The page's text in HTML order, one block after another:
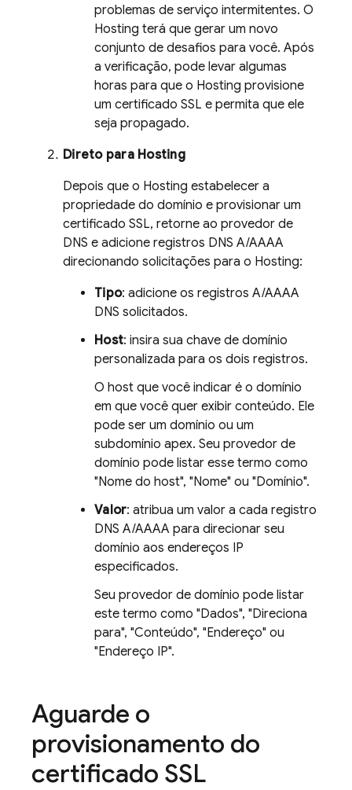
problemas de serviço intermitentes. O
Hosting terá que gerar um novo
conjunto de desafios para você. Após
a verificação, pode levar algumas
horas para que o Hosting provisione
um certificado SSL e permita que ele
seja propagado.
Direto para Hosting
Depois que o Hosting estabelecer a
propriedade do domínio e provisionar um
certificado SSL, retorne ao provedor de
DNS e adicione registros DNS A/AAAA
direcionando solicitações para o Hosting:
Tipo: adicione os registros A/AAAA
DNS solicitados.
Host: insira sua chave de domínio
personalizada para os dois registros.
O host que você indicar é o domínio
em que você quer exibir conteúdo. Ele
pode ser um domínio ou um
subdomínio apex. Seu provedor de
domínio pode listar esse termo como
"Nome do host", "Nome" ou "Domínio".
Valor: atribua um valor a cada registro
DNS A/AAAA para direcionar seu
domínio aos endereços IP
especificados.
Seu provedor de domínio pode listar
este termo como "Dados", "Direciona
para", "Conteúdo", "Endereço" ou
"Endereço IP".
Aguarde o
provisionamento do
certificado SSL